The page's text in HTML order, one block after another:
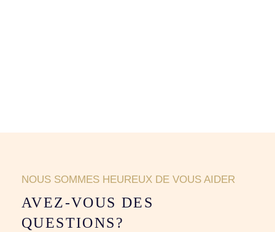
NOUS SOMMES HEUREUX DE VOUS AIDER
AVEZ-VOUS DES
QUESTIONS?